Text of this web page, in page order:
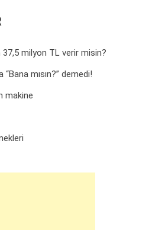
milyon TL verir misin?
mısın?” demedi!
makine